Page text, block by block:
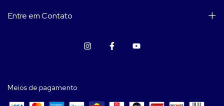
Entre em Contato
Meios de pagamento